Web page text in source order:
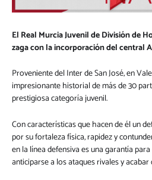
El Real Murcia Juvenil de División de
zaga con la incorporación del central
Proveniente del Inter de San José, en
impresionante historial de más de 30
prestigiosa categoría juvenil.
Con características que hacen de él un
por su fortaleza física, rapidez y
en la línea defensiva es una garantía
anticiparse a los ataques rivales y